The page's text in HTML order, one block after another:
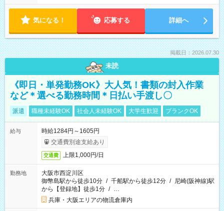
気になる！ 応募する 詳細へ
掲載日：2026.07.30
未読
《即日・単発勤務OK》大人気！書類の封入作業
など＊選べる勤務時間＊日払い手渡し〇
派遣 職種未経験OK 社会人未経験OK 大学生歓迎 ブランクOK
給与
時給1284円～1605円
交通費別途支給あり
交通費 上限1,000円/日
勤務地
大阪市西淀川区
御幣島駅から徒歩10分 / 千船駅から徒歩12分 / 尼崎(阪神線)駅
から【登録地】徒歩1分 / …
兵庫・大阪エリアの物流倉庫内